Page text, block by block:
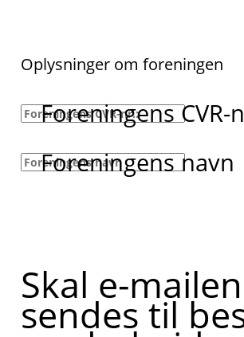
Oplysninger om foreningen
Foreningens CVR-
Foreningens navn
Skal e-mailen
sendes til